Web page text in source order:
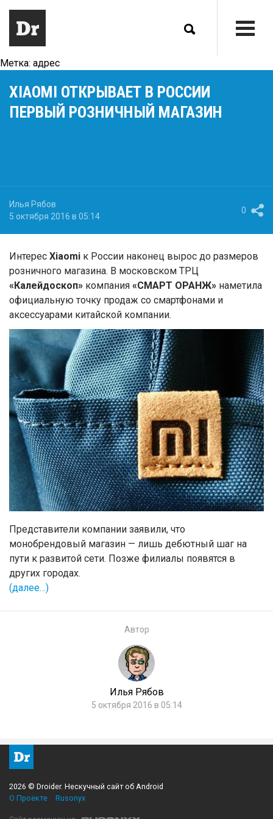
Метка: адрес
XIAOMI ОТКРЫВАЕТ В РОССИИ
ПЕРВЫЙ РОЗНИЧНЫЙ МАГАЗИН
Илья Рябов
5 октября 2016 в 05:14
0
Интерес Xiaomi к России наконец вырос до размеров
розничного магазина. В московском ТРЦ
«Калейдоскоп» компания «СМАРТ ОРАНЖ» наметила
официальную точку продаж со смартфонами и
аксессуарами китайской компании.
Представители компании заявили, что
монобрендовый магазин — лишь дебютный шаг на
пути к развитой сети. Позже филиалы появятся в
других городах.
(далее…)
Автор
Илья Рябов
5 октября 2016 в 05:14
2026 © Droider. Нескучный сайт об Android
О Проекте
Rusonyx